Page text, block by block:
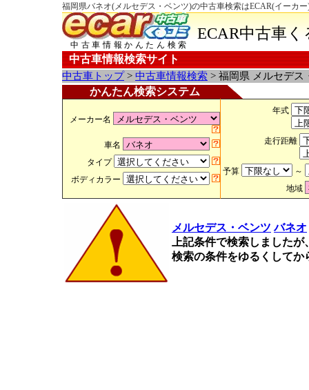
福岡県バネオ(メルセデス・ベンツ)の中古車検索はECAR(イーカ
中古車情報かんたん検索
ECAR中古車
中古車情報検索サイト
中古車トップ> 中古車情報検索 > 福岡県 メルセデス
かんたん検索システム
メーカー名
車名
タイプ
ボディカラー
年式
走行距離
予算
～
地域
メルセデス・ベンツ バネオ
上記条件で検索しました
検索の条件をゆるくして